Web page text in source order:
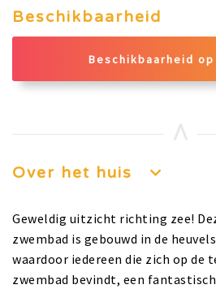
Beschikbaarheid
Beschikbaarheid op
Over het huis
Geweldig uitzicht richting zee!
zwembad is gebouwd in de
waardoor iedereen die zich op de
zwembad bevindt, een